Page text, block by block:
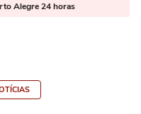
Alegre 24 horas